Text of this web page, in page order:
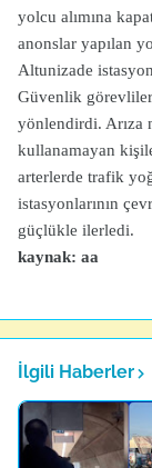
yolcu alımına
anonslar yapılan
Altunizade
Güvenlik
yönlendirdi. Arıza
kullanamayan
arterlerde trafik
istasyonlarının
güçlükle ilerledi.
kaynak: aa
İlgili Haberler